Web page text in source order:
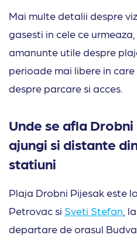
Mai multe detalii despre
gasesti in cele ce
amanunte utile despre
perioade mai libere in
despre parcare si acces.
Unde se afla
ajungi si distante
statiuni
Plaja Drobni Pijesak este
Petrovac si Sveti Stefan ,
departare de orasul Budva.